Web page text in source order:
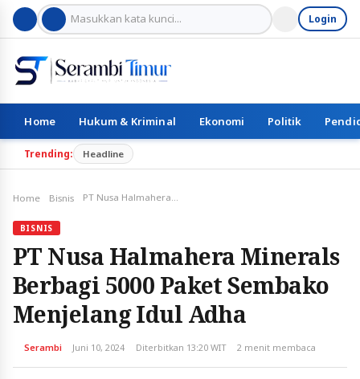
Login
Home Hukum & Kriminal Ekonomi Politik
Trending: Headline
Home Bisnis PT Nusa Halmahera Minerals Berbagi 5000 Paket Sembako Menjelang Idul Adha
BISNIS
PT Nusa Halmahera Minerals
Berbagi 5000 Paket Sembako
Menjelang Idul Adha
Serambi Juni 10, 2024 Diterbitkan 13:20 WIT 2 menit membaca